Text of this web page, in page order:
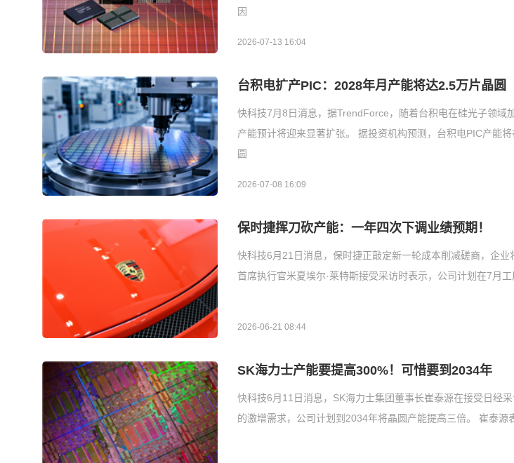
因
2026-07-13 16:04
台积电扩产PIC：2028年月产能将达2.5万片晶圆
快科技7月8日消息，据TrendForce，随着台积电在硅光子领域
产能预计将迎来显著扩张。 据投资机构预测，台积电PIC产能
圆
2026-07-08 16:09
保时捷挥刀砍产能：一年四次下调业绩预期！
快科技6月21日消息，保时捷正敲定新一轮成本削减磋商，企业
首席执行官米夏埃尔·莱特斯接受采访时表示，公司计划在7月
2026-06-21 08:44
SK海力士产能要提高300%！可惜要到2034年
快科技6月11日消息，SK海力士集团董事长崔泰源在接受日经
的激增需求，公司计划到2034年将晶圆产能提高三倍。 崔泰源